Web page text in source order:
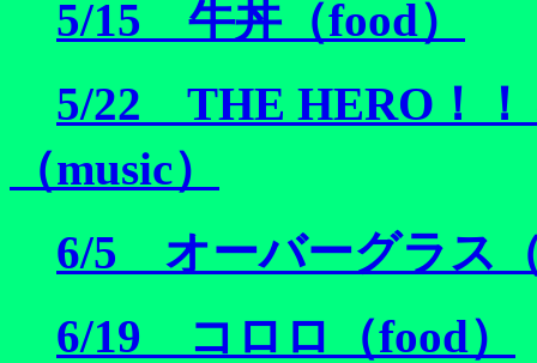
5/15 牛丼（food）
5/22 THE HERO！！
（music）
6/5 オーバーグラス
6/19 コロロ（food）